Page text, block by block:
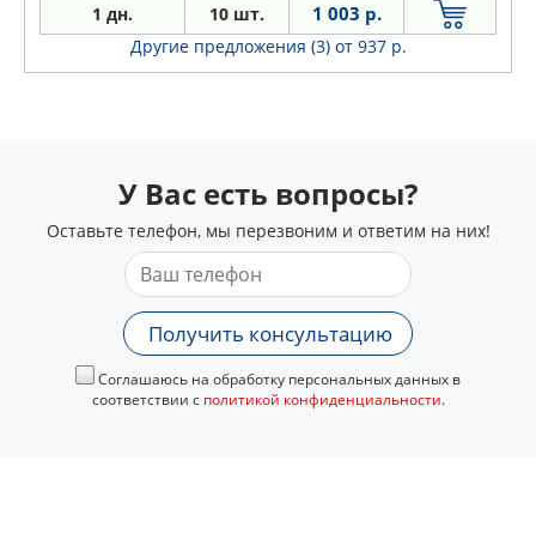
1 дн. 10 шт. 1 003 р.
Другие предложения (3) от 937 р.
У Вас есть вопросы?
Оставьте телефон, мы перезвоним и ответим на них!
Получить консультацию
Соглашаюсь на обработку персональных данных в
соответствии с политикой конфиденциальности.